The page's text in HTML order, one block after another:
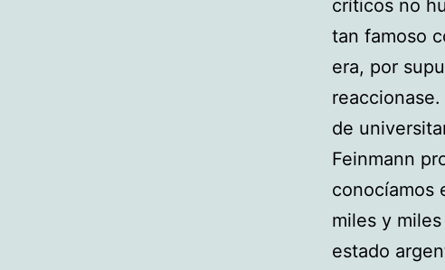
críticos no
tan famoso
era, por
de
Feinmann
conocíamos
miles y
estado